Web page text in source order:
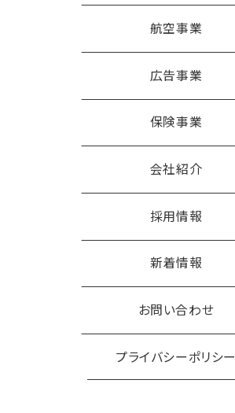
航空事業
広告事業
保険事業
会社紹介
採用情報
新着情報
お問い合わせ
プライバシーポリシー